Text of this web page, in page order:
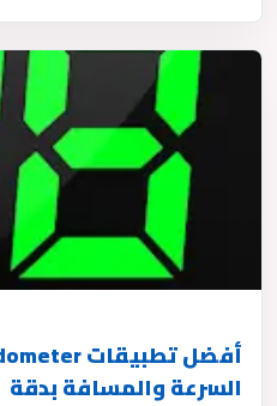
السرعة والمسافة بدقة